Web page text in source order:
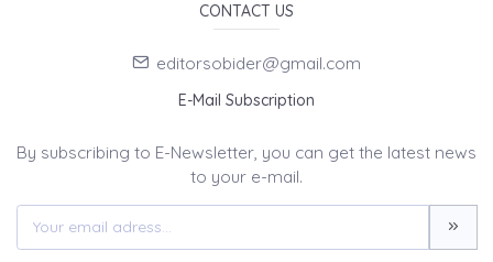
CONTACT US
editorsobider@gmail.com
E-Mail Subscription
By subscribing to E-Newsletter, you can get the latest news
to your e-mail.